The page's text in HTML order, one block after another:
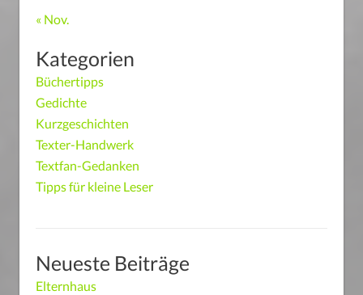
« Nov.
Kategorien
Büchertipps
Gedichte
Kurzgeschichten
Texter-Handwerk
Textfan-Gedanken
Tipps für kleine Leser
Neueste Beiträge
Elternhaus